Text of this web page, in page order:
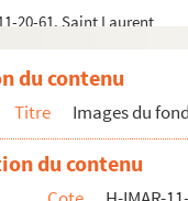
20-61. Saint Laurent
20-62. Saint Laurent
20-63. Saint Laurent
11-21-64. Saint Laurent
21-65. Saint Laurent
11-21-66. Saint Laurent
du contenu
Titre Images du
du contenu